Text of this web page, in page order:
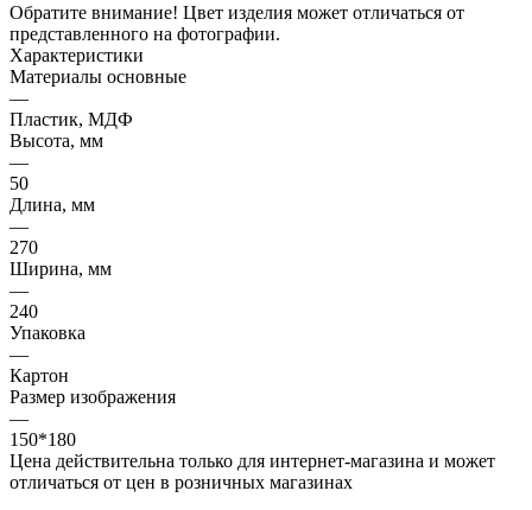
Обратите внимание! Цвет изделия может отличаться от
представленного на фотографии.
Характеристики
Материалы основные
—
Пластик, МДФ
Высота, мм
—
50
Длина, мм
—
270
Ширина, мм
—
240
Упаковка
—
Картон
Размер изображения
—
150*180
Цена действительна только для интернет-магазина и может
отличаться от цен в розничных магазинах